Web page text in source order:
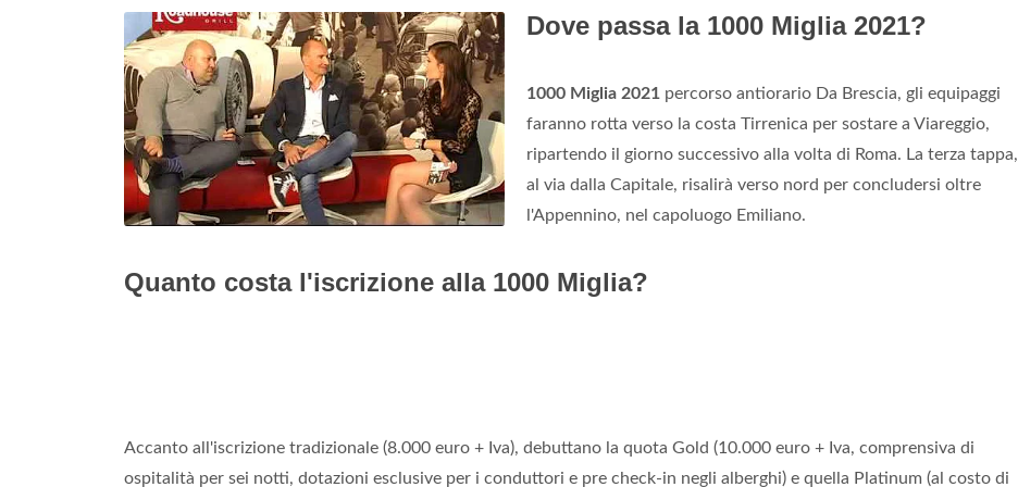
Dove passa la 1000 Miglia 2021?
1000 Miglia 2021 percorso antiorario Da Brescia, gli equipaggi
faranno rotta verso la costa Tirrenica per sostare a Viareggio,
ripartendo il giorno successivo alla volta di Roma. La terza tappa,
al via dalla Capitale, risalirà verso nord per concludersi oltre
l'Appennino, nel capoluogo Emiliano.
Quanto costa l'iscrizione alla 1000 Miglia?
Accanto all'iscrizione tradizionale (8.000 euro + Iva), debuttano la quota Gold (10.000 euro + Iva, comprensiva di
ospitalità per sei notti, dotazioni esclusive per i conduttori e pre check-in negli alberghi) e quella Platinum (al costo di